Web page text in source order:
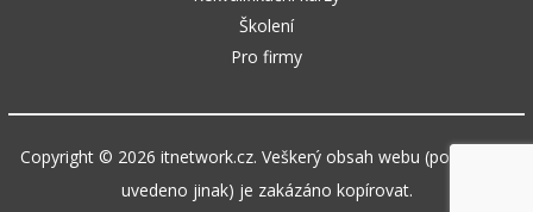
Školení
Pro firmy
Copyright © 2026 itnetwork.cz. Veškerý obsah webu (pokud není
uvedeno jinak) je zakázáno kopírovat.